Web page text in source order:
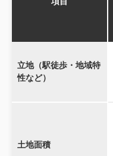
立地（駅徒歩・地域特
性など）
土地面積